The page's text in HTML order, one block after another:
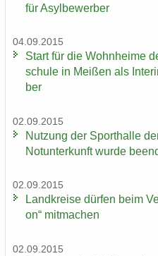
für Asyl­be­wer­ber
04.09.2015
Start für die Wohn­hei­me
schu­le in Mei­ßen als
ber
02.09.2015
Nut­zung der Sport­hal­le
Notunterkunft wurde
02.09.2015
Land­krei­se dür­fen beim
on“ mit­ma­chen
02.09.2015